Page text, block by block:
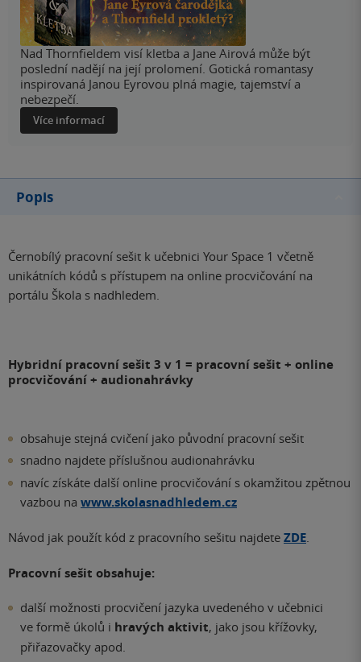
Nad Thornfieldem visí kletba a Jane Airová může být
poslední nadějí na její prolomení. Gotická romantasy
inspirovaná Janou Eyrovou plná magie, tajemství a
nebezpečí.
Více informací
Popis
Černobílý pracovní sešit k učebnici Your Space 1 včetně
unikátních kódů s přístupem na online procvičování na
portálu Škola s nadhledem.
Hybridní pracovní sešit 3 v 1 = pracovní sešit + online
procvičování + audionahrávky
obsahuje stejná cvičení jako původní pracovní sešit
snadno najdete příslušnou audionahrávku
navíc získáte další online procvičování s okamžitou zpětnou
vazbou na www.skolasnadhledem.cz
Návod jak použít kód z pracovního sešitu najdete ZDE
Pracovní sešit obsahuje:
další možnosti procvičení jazyka uvedeného v učebnici
ve formě úkolů i hravých aktivit, jako jsou křížovky,
přiřazovačky apod.